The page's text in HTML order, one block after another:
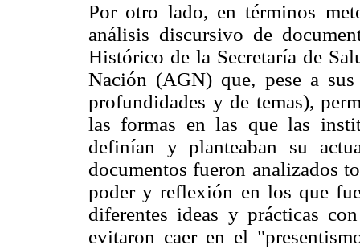
Por otro lado, en términos
análisis discursivo de
Histórico de la Secretaría de
Nación (AGN) que, pese a sus
profundidades y de temas),
las formas en las que las
definían y planteaban su
documentos fueron analizados
poder y reflexión en los que
diferentes ideas y prácticas
evitaron caer en el